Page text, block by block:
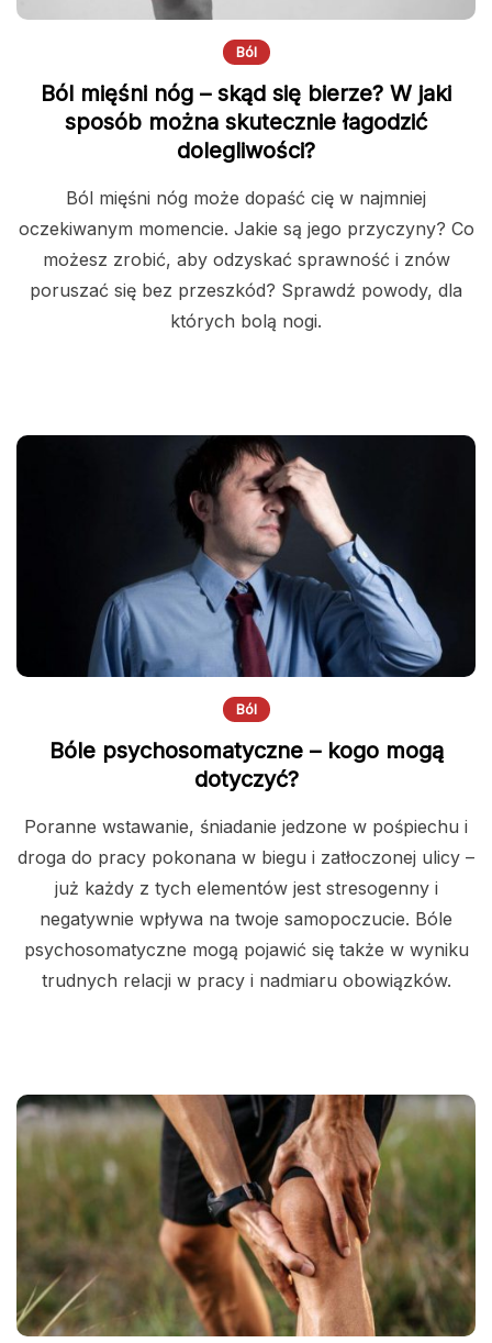
Ból
Ból mięśni nóg – skąd się bierze? W jaki
sposób można skutecznie łagodzić
dolegliwości?
Ból mięśni nóg może dopaść cię w najmniej
oczekiwanym momencie. Jakie są jego przyczyny? Co
możesz zrobić, aby odzyskać sprawność i znów
poruszać się bez przeszkód? Sprawdź powody, dla
których bolą nogi.
Ból
Bóle psychosomatyczne – kogo mogą
dotyczyć?
Poranne wstawanie, śniadanie jedzone w pośpiechu i
droga do pracy pokonana w biegu i zatłoczonej ulicy –
już każdy z tych elementów jest stresogenny i
negatywnie wpływa na twoje samopoczucie. Bóle
psychosomatyczne mogą pojawić się także w wyniku
trudnych relacji w pracy i nadmiaru obowiązków.